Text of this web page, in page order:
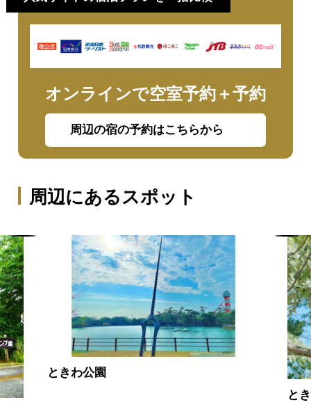
オンラインで空室予約＋予約
周辺の宿の予約はこちらから
周辺にあるスポット
ときわ公園
と